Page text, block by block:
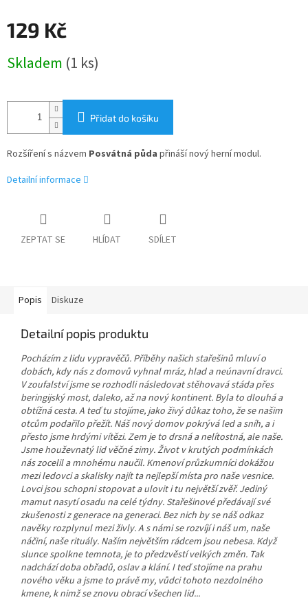
129 Kč
cena:
Skladem (1 ks)
Přidat do košíku
Rozšíření s názvem Posvátná půda přináší nový herní modul.
Detailní informace
ZEPTAT SE HLÍDAT SDÍLET
Popis Diskuze
Detailní popis produktu
Pocházím z lidu vypravěčů. Příběhy našich stařešinů mluví o
dobách, kdy nás z domovů vyhnal mráz, hlad a neúnavní dravci.
V zoufalství jsme se rozhodli následovat stěhovavá stáda přes
beringijský most, daleko, až na nový kontinent. Byla to dlouhá a
obtížná cesta. A teď tu stojíme, jako živý důkaz toho, že se našim
otcům podařilo přežít. Náš nový domov pokrývá led a sníh, a i
přesto jsme hrdými vítězi. Zem je to drsná a nelítostná, ale naše.
Jsme houževnatý lid věčné zimy. Život v krutých podmínkách
nás zocelil a mnohému naučil. Kmenoví průzkumníci dokážou
mezi ledovci a skalisky najít ta nejlepší místa pro naše vesnice.
Lovci jsou schopni stopovat a ulovit i tu největší zvěř. Jediný
mamut nasytí osadu na celé týdny. Stařešinové předávají své
zkušenosti z generace na generaci. Bez nich by se náš odkaz
navěky rozplynul mezi živly. A s námi se rozvíjí i náš um, naše
náčiní, naše rituály. Naším největším rádcem jsou nebesa. Když
slunce spolkne temnota, je to předzvěstí velkých změn. Tak
nadchází doba obřadů, oslav a klání. I teď stojíme na prahu
nového věku a jsme to právě my, vůdci tohoto nezdolného
kmene, k nimž se znovu obrací všechen lid...